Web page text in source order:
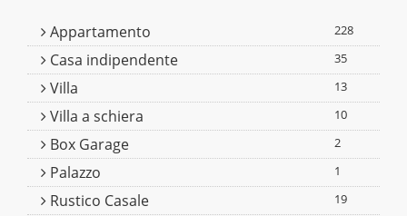
Appartamento 228
Casa indipendente 35
Villa 13
Villa a schiera 10
Box Garage 2
Palazzo 1
Rustico Casale 19